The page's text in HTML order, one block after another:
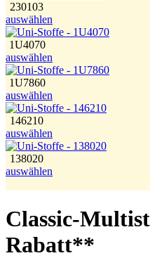
230103
auswählen
1U4070
auswählen
1U7860
auswählen
146210
auswählen
138020
auswählen
Classic-
Rabatt**